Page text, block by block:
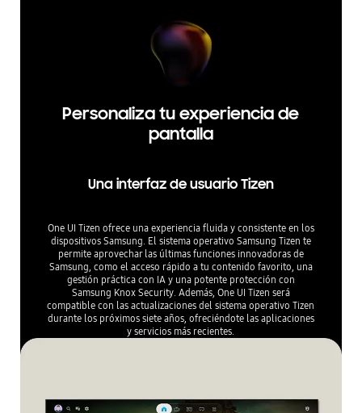
Personaliza tu experiencia de
pantalla
Una interfaz de usuario Tizen
One UI Tizen ofrece una experiencia fluida y consistente en los
dispositivos Samsung. El sistema operativo Samsung Tizen te
permite aprovechar las últimas funciones innovadoras de
Samsung, como el acceso rápido a tu contenido favorito, una
gestión práctica con IA y una potente protección con
Samsung Knox Security. Además, One UI Tizen será
compatible con las actualizaciones del sistema operativo Tizen
durante los próximos siete años, ofreciéndote las aplicaciones
y servicios más recientes.